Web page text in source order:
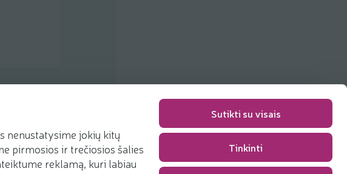
nenustatysime jokių kitų
pirmosios ir trečiosios šalies
reklamą, kuri labiau
Sutikti su visais
Tinkinti
Packaging fee 0,00 €